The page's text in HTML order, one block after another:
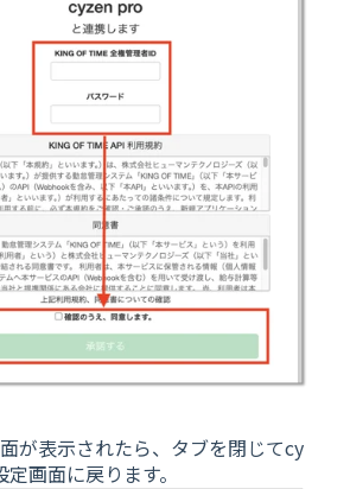
が表示されたら、タブを閉じてcy
画面に戻ります。